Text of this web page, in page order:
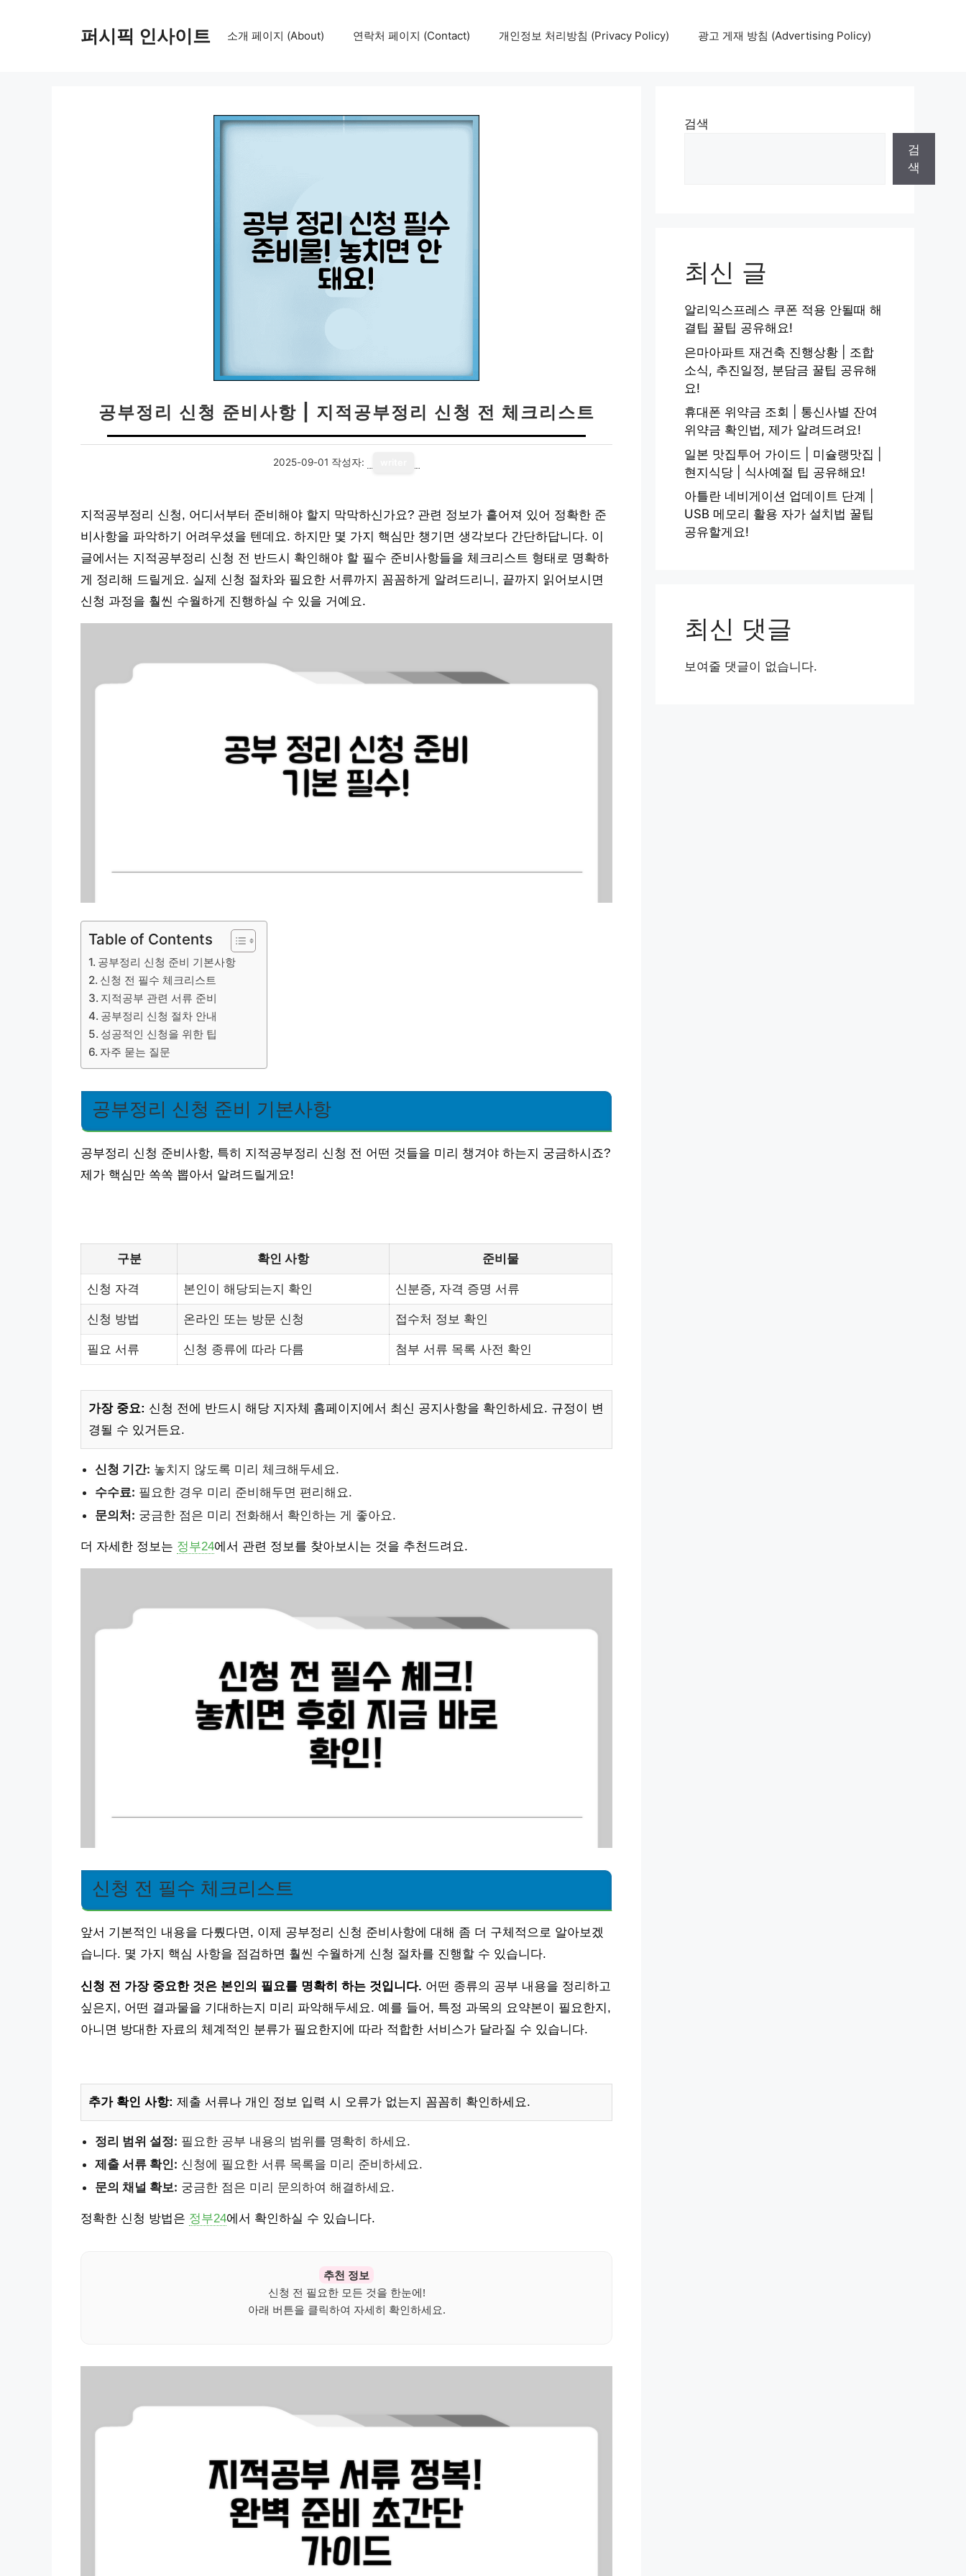
퍼시픽 인사이트 소개 페이지 (About) 연락처 페이지 (Contact) 개인정보 처리방침 (Privacy Policy) 광고 게재 방침 (Advertising Policy)
공부정리 신청 준비사항 | 지적공부정리 신청 전 체크리스트
2025-09-01 작성자:
지적공부정리 신청, 어디서부터 준비해야 할지 막막하신가요? 관련 정보가 흩어져 있어 정확한 준
비사항을 파악하기 어려우셨을 텐데요. 하지만 몇 가지 핵심만 챙기면 생각보다 간단하답니다. 이
글에서는 지적공부정리 신청 전 반드시 확인해야 할 필수 준비사항들을 체크리스트 형태로 명확하
게 정리해 드릴게요. 실제 신청 절차와 필요한 서류까지 꼼꼼하게 알려드리니, 끝까지 읽어보시면
신청 과정을 훨씬 수월하게 진행하실 수 있을 거예요.
Table of Contents
공부정리 신청 준비 기본사항
신청 전 필수 체크리스트
지적공부 관련 서류 준비
공부정리 신청 절차 안내
성공적인 신청을 위한 팁
자주 묻는 질문
공부정리 신청 준비 기본사항
공부정리 신청 준비사항, 특히 지적공부정리 신청 전 어떤 것들을 미리 챙겨야 하는지 궁금하시죠?
제가 핵심만 쏙쏙 뽑아서 알려드릴게요!
구분 확인 사항 준비물
신청 자격 본인이 해당되는지 확인 신분증, 자격 증명 서류
신청 방법 온라인 또는 방문 신청 접수처 정보 확인
필요 서류 신청 종류에 따라 다름 첨부 서류 목록 사전 확인
가장 중요: 신청 전에 반드시 해당 지자체 홈페이지에서 최신 공지사항을 확인하세요. 규정이 변
경될 수 있거든요.
신청 기간: 놓치지 않도록 미리 체크해두세요.
수수료: 필요한 경우 미리 준비해두면 편리해요.
문의처: 궁금한 점은 미리 전화해서 확인하는 게 좋아요.
더 자세한 정보는 정부24에서 관련 정보를 찾아보시는 것을 추천드려요.
신청 전 필수 체크리스트
앞서 기본적인 내용을 다뤘다면, 이제 공부정리 신청 준비사항에 대해 좀 더 구체적으로 알아보겠
습니다. 몇 가지 핵심 사항을 점검하면 훨씬 수월하게 신청 절차를 진행할 수 있습니다.
신청 전 가장 중요한 것은 본인의 필요를 명확히 하는 것입니다. 어떤 종류의 공부 내용을 정리하고
싶은지, 어떤 결과물을 기대하는지 미리 파악해두세요. 예를 들어, 특정 과목의 요약본이 필요한지,
아니면 방대한 자료의 체계적인 분류가 필요한지에 따라 적합한 서비스가 달라질 수 있습니다.
추가 확인 사항: 제출 서류나 개인 정보 입력 시 오류가 없는지 꼼꼼히 확인하세요.
정리 범위 설정: 필요한 공부 내용의 범위를 명확히 하세요.
제출 서류 확인: 신청에 필요한 서류 목록을 미리 준비하세요.
문의 채널 확보: 궁금한 점은 미리 문의하여 해결하세요.
정확한 신청 방법은 정부24에서 확인하실 수 있습니다.
추천 정보
신청 전 필요한 모든 것을 한눈에!
아래 버튼을 클릭하여 자세히 확인하세요.
검색
검
색
최신 글
알리익스프레스 쿠폰 적용 안될때 해
결팁 꿀팁 공유해요!
은마아파트 재건축 진행상황 | 조합
소식, 추진일정, 분담금 꿀팁 공유해
요!
휴대폰 위약금 조회 | 통신사별 잔여
위약금 확인법, 제가 알려드려요!
일본 맛집투어 가이드 | 미슐랭맛집 |
현지식당 | 식사예절 팁 공유해요!
아틀란 네비게이션 업데이트 단계 |
USB 메모리 활용 자가 설치법 꿀팁
공유할게요!
최신 댓글
보여줄 댓글이 없습니다.